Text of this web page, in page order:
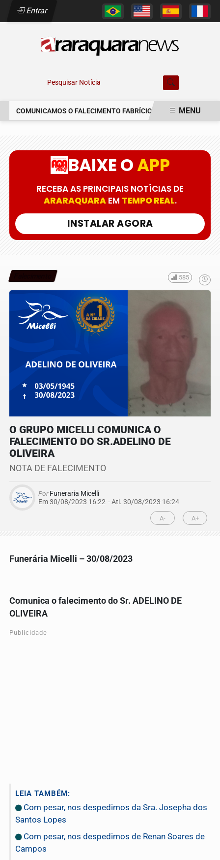
Entrar
Pesquisar Notícia
COMUNICAMOS O FALECIMENTO FABRÍCIO AUGUSTO FERREIRA
MENU
BAIXE OAPP
RECEBA AS PRINCIPAIS NOTÍCIAS DE
ARARAQUARAEM TEMPO REAL.
INSTALAR AGORA
585
O GRUPO MICELLI COMUNICA O
FALECIMENTO DO SR.ADELINO DE
OLIVEIRA
NOTA DE FALECIMENTO
PorFuneraria Micelli
Em 30/08/2023 16:22 - Atl. 30/08/2023 16:24
A- A+
Funerária Micelli – 30/08/2023
Comunica o falecimento do Sr. ADELINO DE
OLIVEIRA
Publicidade
LEIA TAMBÉM:
Com pesar, nos despedimos da Sra. Josepha dos
Santos Lopes
Com pesar, nos despedimos de Renan Soares de
Campos